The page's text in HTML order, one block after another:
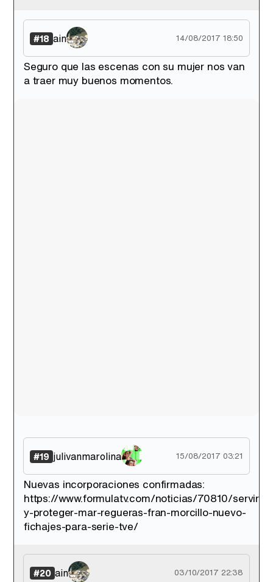
#18 ain 14/08/2017 18:50
Seguro que las escenas con su mujer nos van
a traer muy buenos momentos.
#19 julivanmarolina 15/08/2017 03:21
Nuevas incorporaciones confirmadas:
https://www.formulatv.com/noticias/70810/servir-
y-proteger-mar-regueras-fran-morcillo-nuevo-
fichajes-para-serie-tve/
#20 ain 03/10/2017 22:38